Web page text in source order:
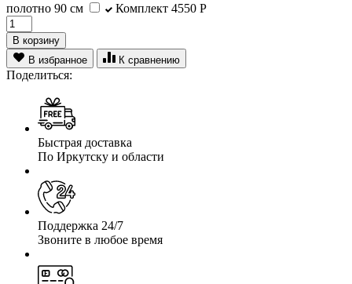
полотно 90 см
Комплект 4550 P
В корзину
В избранное
К сравнению
Поделиться:
Быстрая доставка
По Иркутску и области
Поддержка 24/7
Звоните в любое время